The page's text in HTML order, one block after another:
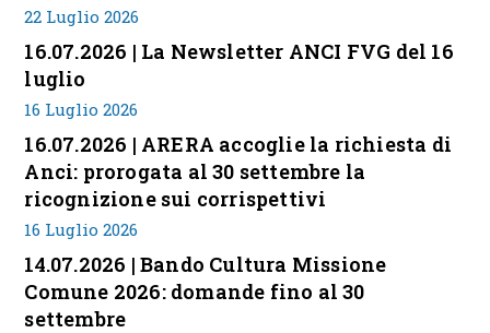
22 Luglio 2026
16.07.2026 | La Newsletter ANCI FVG del 16
luglio
16 Luglio 2026
16.07.2026 | ARERA accoglie la richiesta di
Anci: prorogata al 30 settembre la
ricognizione sui corrispettivi
16 Luglio 2026
14.07.2026 | Bando Cultura Missione
Comune 2026: domande fino al 30
settembre